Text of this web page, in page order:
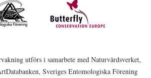
utförs i samarbete med Naturvårdsverket,
Sveriges Entomologiska Förening